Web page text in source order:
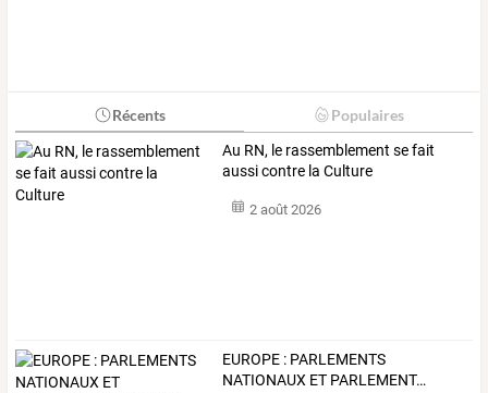
Récents Populaires
Au RN, le rassemblement se fait
aussi contre la Culture
2 août 2026
EUROPE : PARLEMENTS
NATIONAUX ET PARLEMENT…